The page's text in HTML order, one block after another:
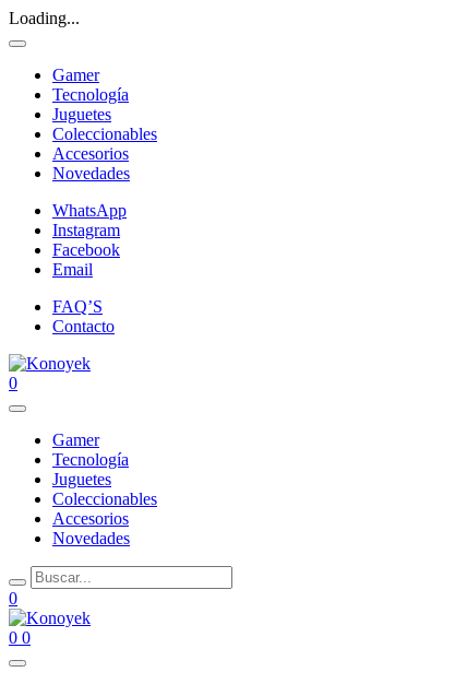
Loading...
Gamer
Tecnología
Juguetes
Coleccionables
Accesorios
Novedades
WhatsApp
Instagram
Facebook
Email
FAQ’S
Contacto
0
Gamer
Tecnología
Juguetes
Coleccionables
Accesorios
Novedades
0
0 0